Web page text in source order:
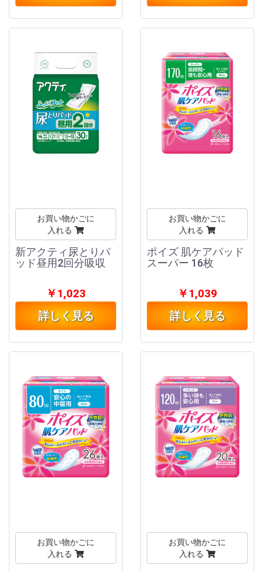
お買い物かごに
入れる
新アクティ尿とりパ
ッド昼用2回分吸収
￥1,023
詳しく見る
お買い物かごに
入れる
ポイズ 肌ケアパッド
スーパー 16枚
￥1,039
詳しく見る
お買い物かごに
入れる
お買い物かごに
入れる